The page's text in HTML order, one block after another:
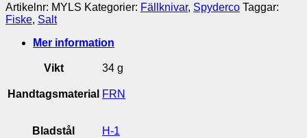
Artikelnr: MYLS Kategorier: Fällknivar, Spyderco Taggar:
Fiske, Salt
Mer information
Vikt 34 g
Handtagsmaterial FRN
Bladstål H-1